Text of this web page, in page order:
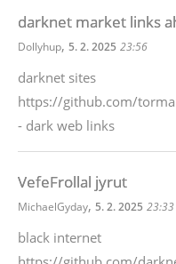
darknet market links
Dollyhup, 5. 2. 2025 23:56
darknet sites
https://github.com/
- dark web links
VefeFrollal jyrut
MichaelGyday, 5. 2. 2025 23:33
black internet